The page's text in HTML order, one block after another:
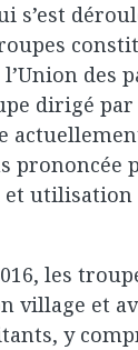
s’est
des
dirigé par
prononcée
utilisation
les
village et
y